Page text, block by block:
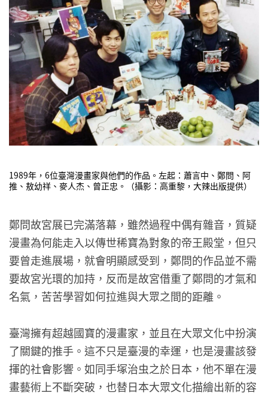
1989年，6位臺灣漫畫家與他們的作品。左起：蕭言中、鄭問、阿
推、敖幼祥、麥人杰、曾正忠。（攝影：高重黎，大辣出版提供）
鄭問故宮展已完滿落幕，雖然過程中偶有雜音，質疑
漫畫為何能走入以傳世稀寶為對象的帝王殿堂，但只
要曾走進展場，就會明顯感受到，鄭問的作品並不需
要故宮光環的加持，反而是故宮借重了鄭問的才氣和
名氣，苦苦學習如何拉進與大眾之間的距離。
臺灣擁有超越國寶的漫畫家，並且在大眾文化中扮演
了關鍵的推手。這不只是臺漫的幸運，也是漫畫該發
揮的社會影響。如同手塚治虫之於日本，他不單在漫
畫藝術上不斷突破，也替日本大眾文化描繪出新的容